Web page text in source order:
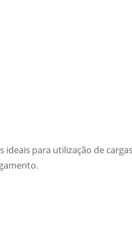
para utilização de